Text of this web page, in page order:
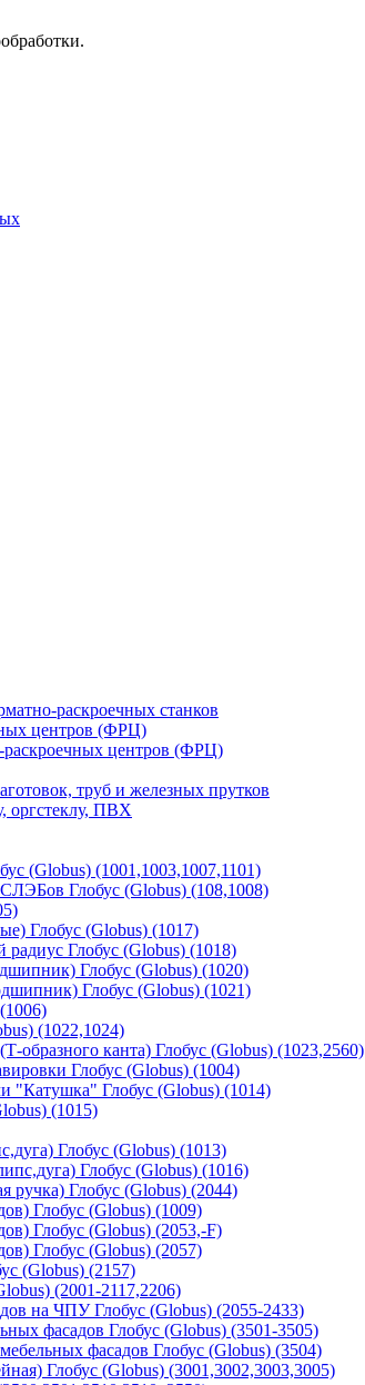
раскроечных станков
центров (ФРЦ)
центров (ФРЦ)
труб и железных прутков
оргстеклу, ПВХ
(Globus) (1001,1003,1007,1101)
Глобус (Globus) (108,1008)
Глобус (Globus) (1017)
Глобус (Globus) (1018)
Глобус (Globus) (1020)
Глобус (Globus) (1021)
(1022,1024)
образного канта) Глобус (Globus) (1023,2560)
Глобус (Globus) (1004)
"Катушка" Глобус (Globus) (1014)
(1015)
Глобус (Globus) (1013)
Глобус (Globus) (1016)
ручка) Глобус (Globus) (2044)
Глобус (Globus) (1009)
Глобус (Globus) (2053,-F)
Глобус (Globus) (2057)
(Globus) (2157)
(2001-2117,2206)
на ЧПУ Глобус (Globus) (2055-2433)
фасадов Глобус (Globus) (3501-3505)
фасадов Глобус (Globus) (3504)
Глобус (Globus) (3001,3002,3003,3005)